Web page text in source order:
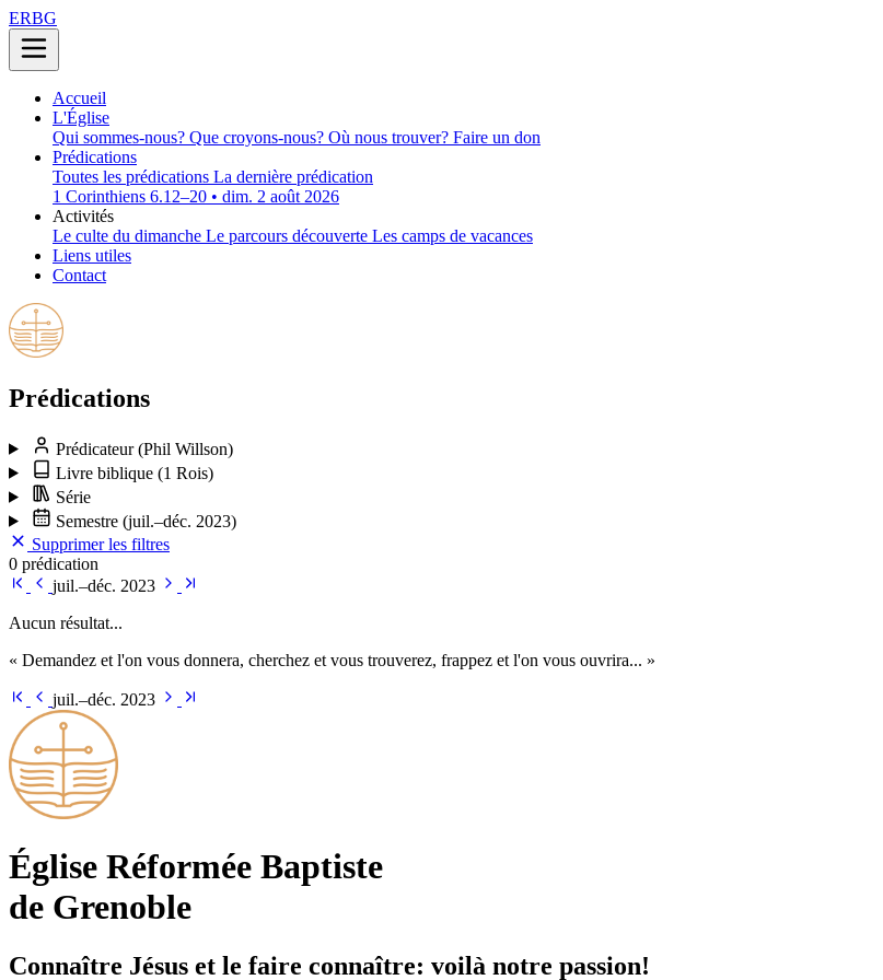
ERBG
Accueil
L'Église
Qui sommes-nous? Que croyons-nous? Où nous trouver? Faire un don
Prédications
Toutes les prédications La dernière prédication
1 Corinthiens 6.12–20 • dim. 2 août 2026
Activités
Le culte du dimanche Le parcours découverte Les camps de vacances
Liens utiles
Contact
Prédications
Prédicateur(Phil Willson)
Livre biblique (1 Rois)
Série
Semestre (juil.–déc. 2023)
Supprimer les filtres
0 prédication
juil.–déc. 2023
Aucun résultat...
« Demandez et l'on vous donnera, cherchez et vous trouverez, frappez et l'on vous ouvrira... »
juil.–déc. 2023
Église Ré­for­mée Bap­tiste
de Grenoble
Connaître Jésus et le faire connaître: voilà notre passion!